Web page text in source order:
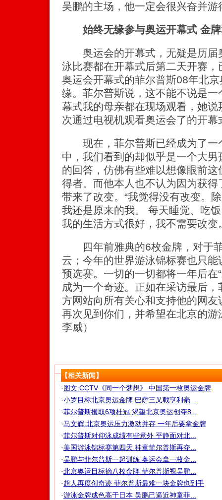
吴鹏的主场，他一定会很兴奋并游
始终无缘参与奥运开幕式 金
奥运会的开幕式，无疑是历届
泳比赛都在开幕式后第二天开赛
奥运会开幕式的菲尔普斯08年北
缘。菲尔普斯说，这不能不说是
幕式我的母亲都在现场观看，她
次通过电视机观看奥运会了的开幕
现在，菲尔普斯已经成为了一
中，我们看到的却似乎是一个大
的回答，仿佛有些难以想像眼前
得者。而他本人也不认为因为获
带来了改变。“我觉得没有改变。
我还是原来的我。 每天睡觉、吃
我的生活方式很好，我不需要改变
四年前雅典的6枚金牌，对于菲
云；今年的世界游泳锦标赛也只
预选赛。一切的一切都将一年后在
成为一个奇迹。正如在采访最后
方网站向所有关心和支持他的网友
再次见到你们，并希望在北京的游
李威）
【相关新闻】
·图文:CCTV《同一个梦想》 中国第一枚奥运金牌
·小罗目标北京奥运金牌 巴萨三叉戟亨利毫...
·菲尔普斯攫取6项桂冠 渴望北京奥运创夺8...
·马文辉:北京奥运压力激动并存 一年后要拿金牌
·菲尔普斯对仰泳成绩有些意外 平静面对北...
·美国游泳锦标赛第四天 神童菲尔普斯再夺...
·吴鹏与菲尔普斯一起训练 奥运会拿一枚金...
·北京奥运目标摘八枚金牌 菲尔普斯视吴鹏...
·超人再度创奇迹 菲尔普斯最难一块金牌也到手
·游泳金牌成色高于日本 吴鹏已逼近神童菲...